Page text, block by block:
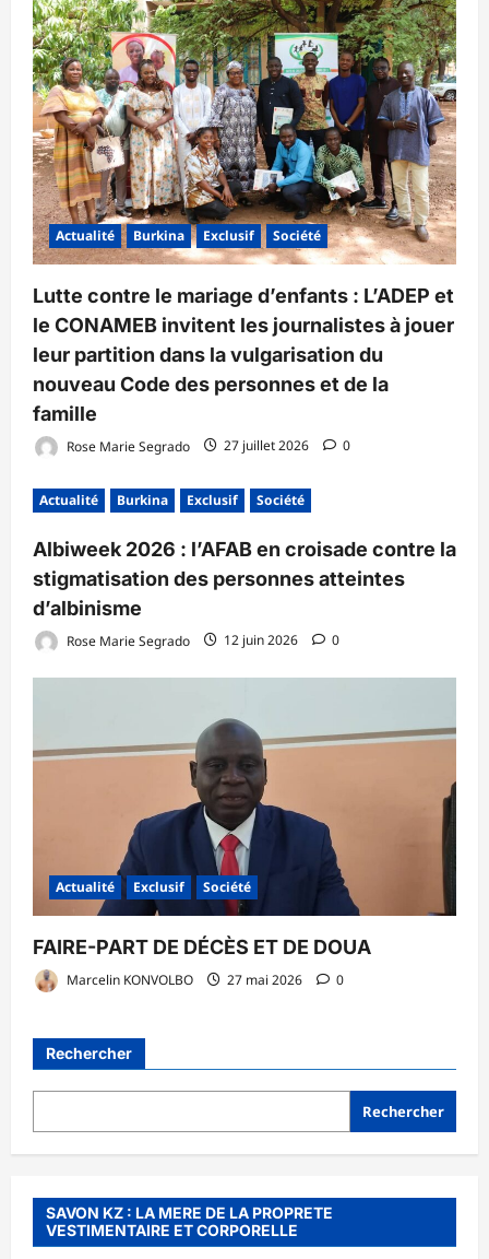
Actualité Burkina Exclusif Société
Lutte contre le mariage d’enfants : L’ADEP et
le CONAMEB invitent les journalistes à jouer
leur partition dans la vulgarisation du
nouveau Code des personnes et de la
famille
Rose Marie Segrado 27 juillet 2026 0
Actualité Burkina Exclusif Société
Albiweek 2026 : l’AFAB en croisade contre la
stigmatisation des personnes atteintes
d’albinisme
Rose Marie Segrado 12 juin 2026 0
Actualité Exclusif Société
FAIRE-PART DE DÉCÈS ET DE DOUA
Marcelin KONVOLBO 27 mai 2026 0
Rechercher
Rechercher
SAVON KZ : LA MERE DE LA PROPRETE
VESTIMENTAIRE ET CORPORELLE